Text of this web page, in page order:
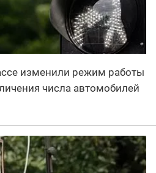
изменили режим работы
числа автомобилей